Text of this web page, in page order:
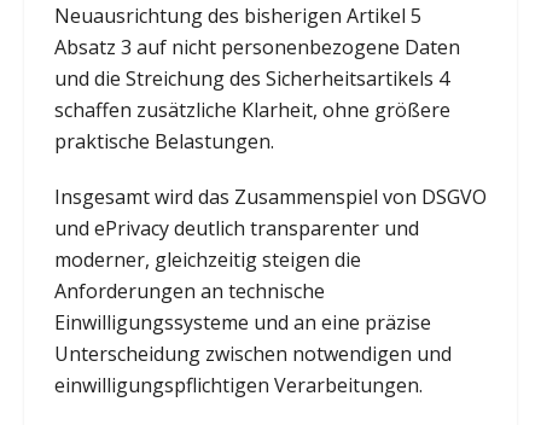
Neuausrichtung des bisherigen Artikel 5
Absatz 3 auf nicht personenbezogene Daten
und die Streichung des Sicherheitsartikels 4
schaffen zusätzliche Klarheit, ohne größere
praktische Belastungen.
Insgesamt wird das Zusammenspiel von DSGVO
und ePrivacy deutlich transparenter und
moderner, gleichzeitig steigen die
Anforderungen an technische
Einwilligungssysteme und an eine präzise
Unterscheidung zwischen notwendigen und
einwilligungspflichtigen Verarbeitungen.